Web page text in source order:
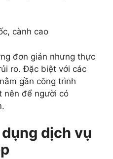
cành cao
đơn giản nhưng thực
ro. Đặc biệt với các
gần công trình
để người có
dịch vụ